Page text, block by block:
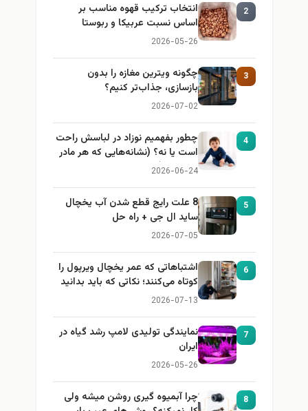
2
انتخاب ترکیب قهوه مناسب بر
اساس نسبت عربیکا و ربوستا
2026-05-26
3
چگونه ویترین مغازه را بدون
بازسازی، جذاب‌تر کنیم؟
2026-07-02
4
چطور بفهمیم نوزاد در لباسش راحت
است یا نه؟ (نشانه‌هایی که هر مادر
باید بداند)
2026-06-24
5
8 علت رایج قطع شدن آب یخچال
ساید ال جی + راه حل
2026-07-05
6
اشتباهاتی که عمر یخچال ویرپول را
کوتاه می‌کنند؛ نکاتی که باید بدانید
2026-07-13
7
نمایندگی تولیدی لامپ رشد گیاه در
ایران
2026-05-26
8
چرا آبمیوه گیری روشن میشه ولی